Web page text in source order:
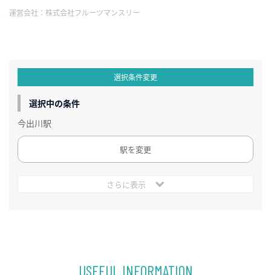
運営会社： 株式会社フルーツマンスリー
選択条件変更
選択中の条件
今出川駅
駅を変更
さらに表示
USEFUL INFORMATION